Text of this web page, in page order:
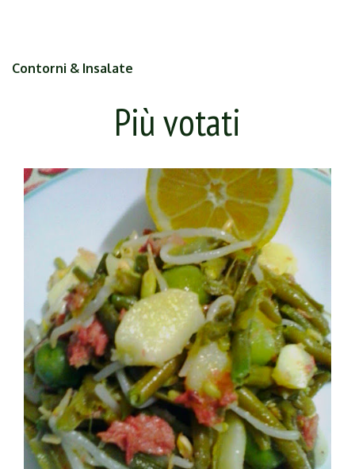
Contorni & Insalate
Più votati